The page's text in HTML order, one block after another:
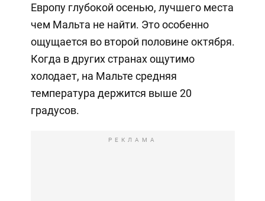
Европу глубокой осенью, лучшего места
чем Мальта не найти. Это особенно
ощущается во второй половине октября.
Когда в других странах ощутимо
холодает, на Мальте средняя
температура держится выше 20
градусов.
РЕКЛАМА